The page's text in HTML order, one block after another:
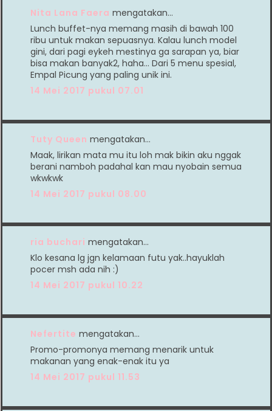
Nita Lana Faera mengatakan…
Lunch buffet-nya memang masih di bawah 100
ribu untuk makan sepuasnya. Kalau lunch model
gini, dari pagi eykeh mestinya ga sarapan ya, biar
bisa makan banyak2, haha... Dari 5 menu spesial,
Empal Picung yang paling unik ini.
14 Mei 2017 pukul 07.01
Tuty Queen mengatakan…
Maak, lirikan mata mu itu loh mak bikin aku nggak
berani namboh padahal kan mau nyobain semua
wkwkwk
14 Mei 2017 pukul 08.00
ria buchari mengatakan…
Klo kesana lg jgn kelamaan futu yak..hayuklah
pocer msh ada nih :)
14 Mei 2017 pukul 10.22
Nefertite mengatakan…
Promo-promonya memang menarik untuk
makanan yang enak-enak itu ya
14 Mei 2017 pukul 11.53